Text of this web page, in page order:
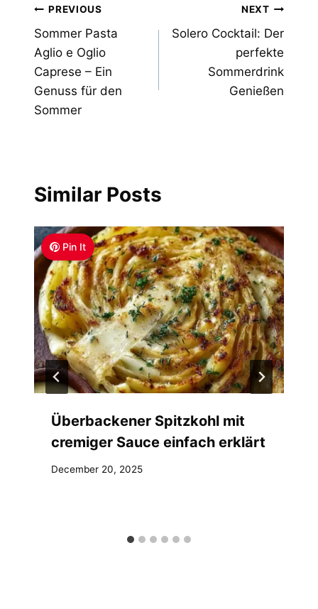
Post
navigation
PREVIOUS
Sommer Pasta
Aglio e Oglio
Caprese – Ein
Genuss für den
Sommer
NEXT
Solero Cocktail: Der
perfekte
Sommerdrink
Genießen
Similar Posts
Pin It
Überbackener Spitzkohl mit
cremiger Sauce einfach erklärt
December 20, 2025